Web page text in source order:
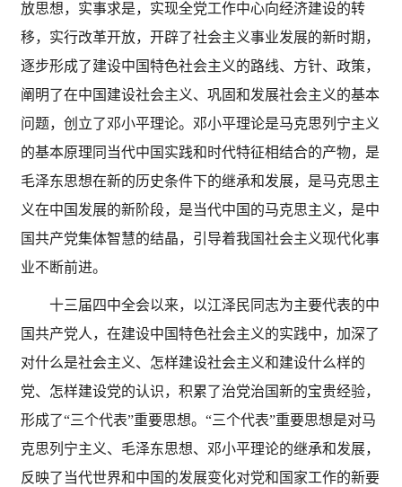
放思想，实事求是，实现全党工作中心向经济建设的转
移，实行改革开放，开辟了社会主义事业发展的新时期，
逐步形成了建设中国特色社会主义的路线、方针、政策，
阐明了在中国建设社会主义、巩固和发展社会主义的基本
问题，创立了邓小平理论。邓小平理论是马克思列宁主义
的基本原理同当代中国实践和时代特征相结合的产物，是
毛泽东思想在新的历史条件下的继承和发展，是马克思主
义在中国发展的新阶段，是当代中国的马克思主义，是中
国共产党集体智慧的结晶，引导着我国社会主义现代化事
业不断前进。
十三届四中全会以来，以江泽民同志为主要代表的中
国共产党人，在建设中国特色社会主义的实践中，加深了
对什么是社会主义、怎样建设社会主义和建设什么样的
党、怎样建设党的认识，积累了治党治国新的宝贵经验，
形成了“三个代表”重要思想。“三个代表”重要思想是对马
克思列宁主义、毛泽东思想、邓小平理论的继承和发展，
反映了当代世界和中国的发展变化对党和国家工作的新要